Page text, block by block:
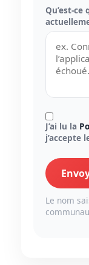
Qu’est-
J’ai lu la
j’accepte
Le nom